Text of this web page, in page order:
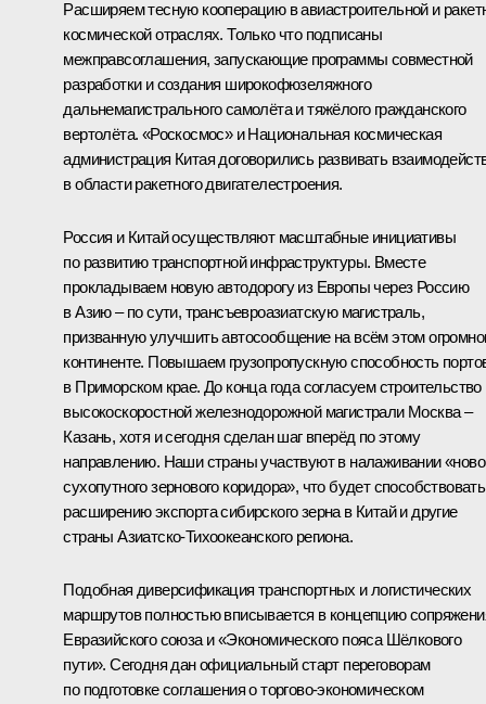
Расширяем тесную кооперацию в авиастроительной и
космической отраслях. Только что подписаны
межправсоглашения, запускающие программы совместной
разработки и создания широкофюзеляжного
дальнемагистрального самолёта и тяжёлого гражданского
вертолёта. «Роскосмос» и Национальная космическая
администрация Китая договорились развивать
в области ракетного двигателестроения.
Россия и Китай осуществляют масштабные инициативы
по развитию транспортной инфраструктуры. Вместе
прокладываем новую автодорогу из Европы через Россию
в Азию – по сути, трансъевроазиатскую магистраль,
призванную улучшить автосообщение на всём этом
континенте. Повышаем грузопропускную способность
в Приморском крае. До конца года согласуем строительство
высокоскоростной железнодорожной магистрали Москва –
Казань, хотя и сегодня сделан шаг вперёд по этому
направлению. Наши страны участвуют в налаживании
сухопутного зернового коридора», что будет способствовать
расширению экспорта сибирского зерна в Китай и другие
страны Азиатско-Тихоокеанского региона.
Подобная диверсификация транспортных и логистических
маршрутов полностью вписывается в концепцию
Евразийского союза и «Экономического пояса Шёлкового
пути». Сегодня дан официальный старт переговорам
по подготовке соглашения о торгово-экономическом